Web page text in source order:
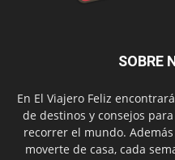
SOBRE
En El Viajero Feliz
de destinos y consejos
recorrer el mundo.
moverte de casa, cada